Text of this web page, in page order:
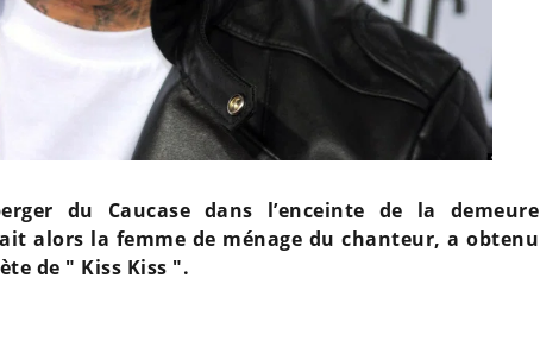
du Caucase dans l’enceinte de la demeure
alors la femme de ménage du chanteur, a obtenu
de " Kiss Kiss ".